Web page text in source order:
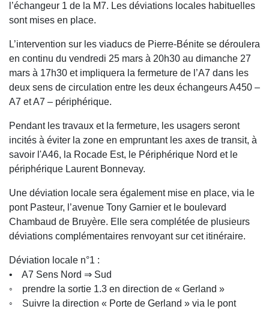
l’échangeur 1 de la M7. Les déviations locales habituelles
sont mises en place.
L’intervention sur les viaducs de Pierre-Bénite se déroulera
en continu du vendredi 25 mars à 20h30 au dimanche 27
mars à 17h30 et impliquera la fermeture de l’A7 dans les
deux sens de circulation entre les deux échangeurs A450 –
A7 et A7 – périphérique.
Pendant les travaux et la fermeture, les usagers seront
incités à éviter la zone en empruntant les axes de transit, à
savoir l'A46, la Rocade Est, le Périphérique Nord et le
périphérique Laurent Bonnevay.
Une déviation locale sera également mise en place, via le
pont Pasteur, l’avenue Tony Garnier et le boulevard
Chambaud de Bruyère. Elle sera complétée de plusieurs
déviations complémentaires renvoyant sur cet itinéraire.
Déviation locale n°1 :
• A7 Sens Nord ⇒ Sud
◦ prendre la sortie 1.3 en direction de « Gerland »
◦ Suivre la direction « Porte de Gerland » via le pont